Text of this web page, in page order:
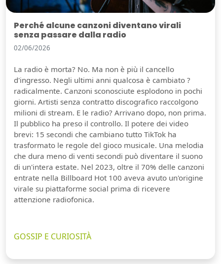
Perché alcune canzoni diventano virali
senza passare dalla radio
02/06/2026
La radio è morta? No. Ma non è più il cancello
d'ingresso. Negli ultimi anni qualcosa è cambiato ?
radicalmente. Canzoni sconosciute esplodono in pochi
giorni. Artisti senza contratto discografico raccolgono
milioni di stream. E le radio? Arrivano dopo, non prima.
Il pubblico ha preso il controllo. Il potere dei video
brevi: 15 secondi che cambiano tutto TikTok ha
trasformato le regole del gioco musicale. Una melodia
che dura meno di venti secondi può diventare il suono
di un'intera estate. Nel 2023, oltre il 70% delle canzoni
entrate nella Billboard Hot 100 aveva avuto un'origine
virale su piattaforme social prima di ricevere
attenzione radiofonica.
GOSSIP E CURIOSITÀ